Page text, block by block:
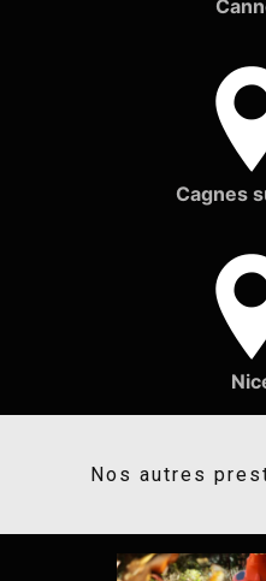
Cagnes
Nos autres